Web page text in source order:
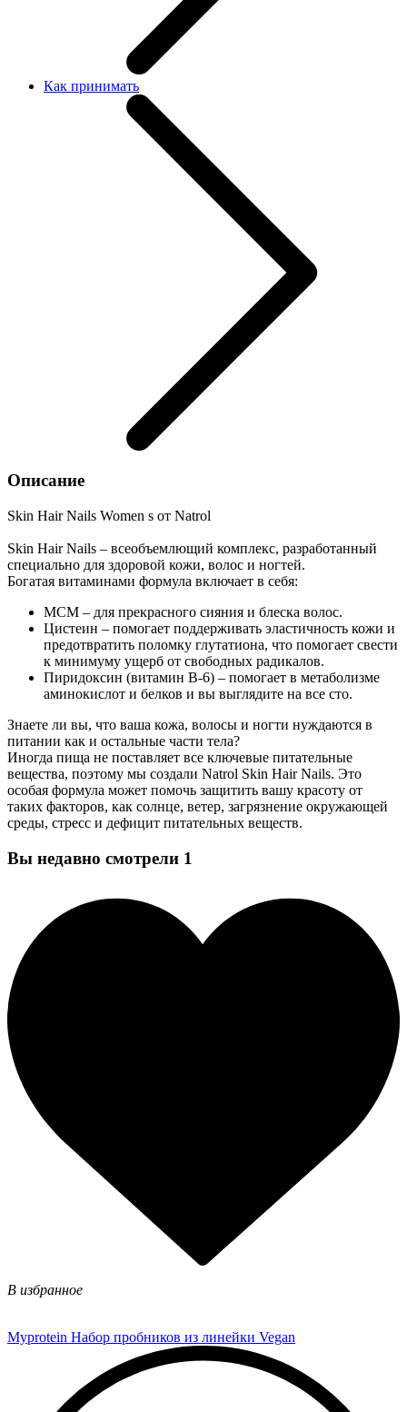
Как принимать
Описание
Skin Hair Nails Women s от Natrol
Skin Hair Nails – всеобъемлющий комплекс, разработанный
специально для здоровой кожи, волос и ногтей.
Богатая витаминами формула включает в себя:
МСМ – для прекрасного сияния и блеска волос.
Цистеин – помогает поддерживать эластичность кожи и
предотвратить поломку глутатиона, что помогает свести
к минимуму ущерб от свободных радикалов.
Пиридоксин (витамин B-6) – помогает в метаболизме
аминокислот и белков и вы выглядите на все сто.
Знаете ли вы, что ваша кожа, волосы и ногти нуждаются в
питании как и остальные части тела?
Иногда пища не поставляет все ключевые питательные
вещества, поэтому мы создали Natrol Skin Hair Nails. Это
особая формула может помочь защитить вашу красоту от
таких факторов, как солнце, ветер, загрязнение окружающей
среды, стресс и дефицит питательных веществ.
Вы недавно смотрели 1
В избранное
Myprotein Набор пробников из линейки Vegan